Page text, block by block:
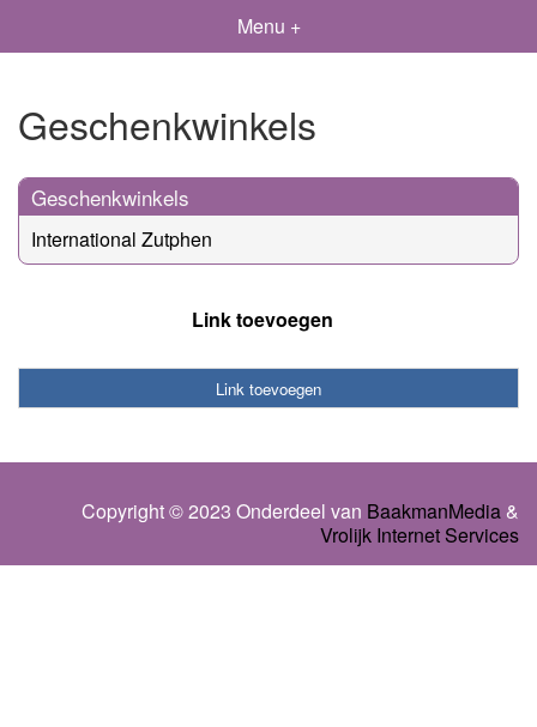
Menu +
Geschenkwinkels
Geschenkwinkels
International Zutphen
Link toevoegen
Link toevoegen
Copyright © 2023 Onderdeel van BaakmanMedia &
Vrolijk Internet Services